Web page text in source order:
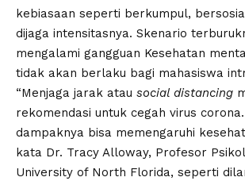
kebiasaan seperti berkumpul,
dijaga intensitasnya. Skenario
mengalami gangguan Kesehatan
tidak akan berlaku bagi mahasiswa
“Menjaga jarak atau social distancing
rekomendasi untuk cegah virus
dampaknya bisa memengaruhi
kata Dr. Tracy Alloway, Profesor
University of North Florida, seperti